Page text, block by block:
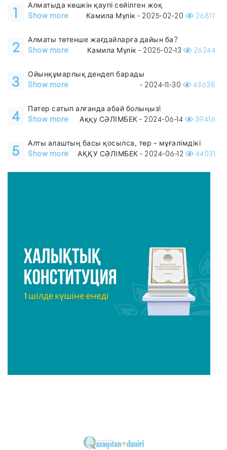
1
Алматыда көшкін қаупі сейілген жоқ
Show more
Камила Мүлік - 2025-02-20 26817
2
Алматы төтенше жағдайларға дайын ба?
Show more
Камила Мүлік - 2025-02-13 26244
3
Ойынқұмарлық дендеп барады
Show more
- 2024-11-30 43638
4
Пәтер сатып алғанда абай болыңыз!
Show more
Аққу СӘЛІМБЕК - 2024-06-14 39416
5
Алты алаштың басы қосылса, төр – мұғалімдікі
Show more
АҚҚУ СӘЛІМБЕК - 2024-06-12 44031